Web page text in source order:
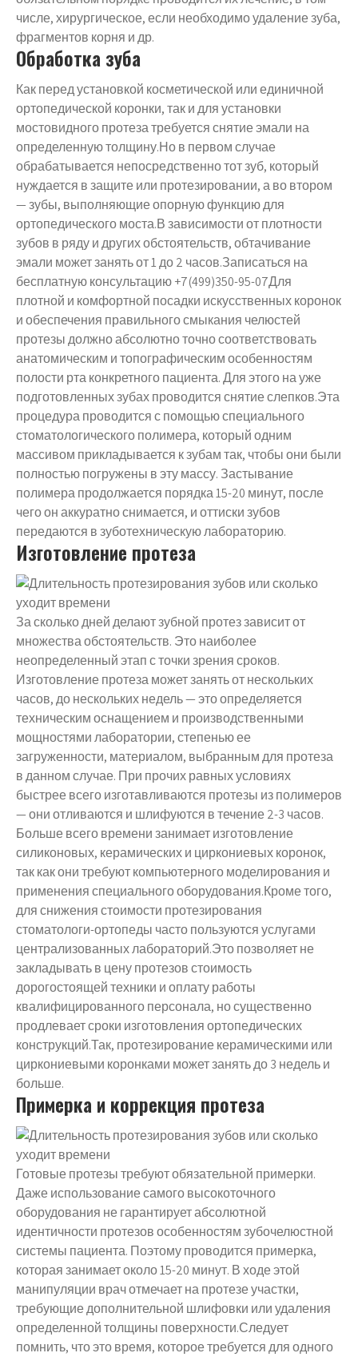
числе, хирургическое, если необходимо удаление зуба,
фрагментов корня и др.
Обработка зуба
Как перед установкой косметической или единичной
ортопедической коронки, так и для установки
мостовидного протеза требуется снятие эмали на
определенную толщину.Но в первом случае
обрабатывается непосредственно тот зуб, который
нуждается в защите или протезировании, а во втором
— зубы, выполняющие опорную функцию для
ортопедического моста.В зависимости от плотности
зубов в ряду и других обстоятельств, обтачивание
эмали может занять от 1 до 2 часов.Записаться на
бесплатную консультацию +7(499)350-95-07Для
плотной и комфортной посадки искусственных коронок
и обеспечения правильного смыкания челюстей
протезы должно абсолютно точно соответствовать
анатомическим и топографическим особенностям
полости рта конкретного пациента. Для этого на уже
подготовленных зубах проводится снятие слепков.Эта
процедура проводится с помощью специального
стоматологического полимера, который одним
массивом прикладывается к зубам так, чтобы они были
полностью погружены в эту массу. Застывание
полимера продолжается порядка 15-20 минут, после
чего он аккуратно снимается, и оттиски зубов
передаются в зуботехническую лабораторию.
Изготовление протеза
За сколько дней делают зубной протез зависит от
множества обстоятельств. Это наиболее
неопределенный этап с точки зрения сроков.
Изготовление протеза может занять от нескольких
часов, до нескольких недель — это определяется
техническим оснащением и производственными
мощностями лаборатории, степенью ее
загруженности, материалом, выбранным для протеза
в данном случае. При прочих равных условиях
быстрее всего изготавливаются протезы из полимеров
— они отливаются и шлифуются в течение 2-3 часов.
Больше всего времени занимает изготовление
силиконовых, керамических и циркониевых коронок,
так как они требуют компьютерного моделирования и
применения специального оборудования.Кроме того,
для снижения стоимости протезирования
стоматологи-ортопеды часто пользуются услугами
централизованных лабораторий.Это позволяет не
закладывать в цену протезов стоимость
дорогостоящей техники и оплату работы
квалифицированного персонала, но существенно
продлевает сроки изготовления ортопедических
конструкций.Так, протезирование керамическими или
циркониевыми коронками может занять до 3 недель и
больше.
Примерка и коррекция протеза
Готовые протезы требуют обязательной примерки.
Даже использование самого высокоточного
оборудования не гарантирует абсолютной
идентичности протезов особенностям зубочелюстной
системы пациента. Поэтому проводится примерка,
которая занимает около 15-20 минут. В ходе этой
манипуляции врач отмечает на протезе участки,
требующие дополнительной шлифовки или удаления
определенной толщины поверхности.Следует
помнить, что это время, которое требуется для одного